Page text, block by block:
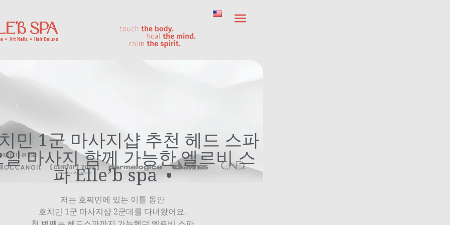
민 1군 마사지샵 추천 헤드 스파
마사지 함께 가능한 엘르비 스
파 Elle’b spa
저는 호찌민에 있는 이틀 동안
호치민 1군 마사지샵 2군데를 다녀왔어요.